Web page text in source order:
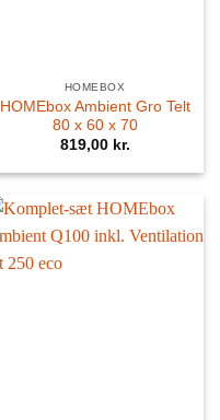
HOMEBOX
HOMEbox Ambient Gro Telt
80 x 60 x 70
819,00 kr.